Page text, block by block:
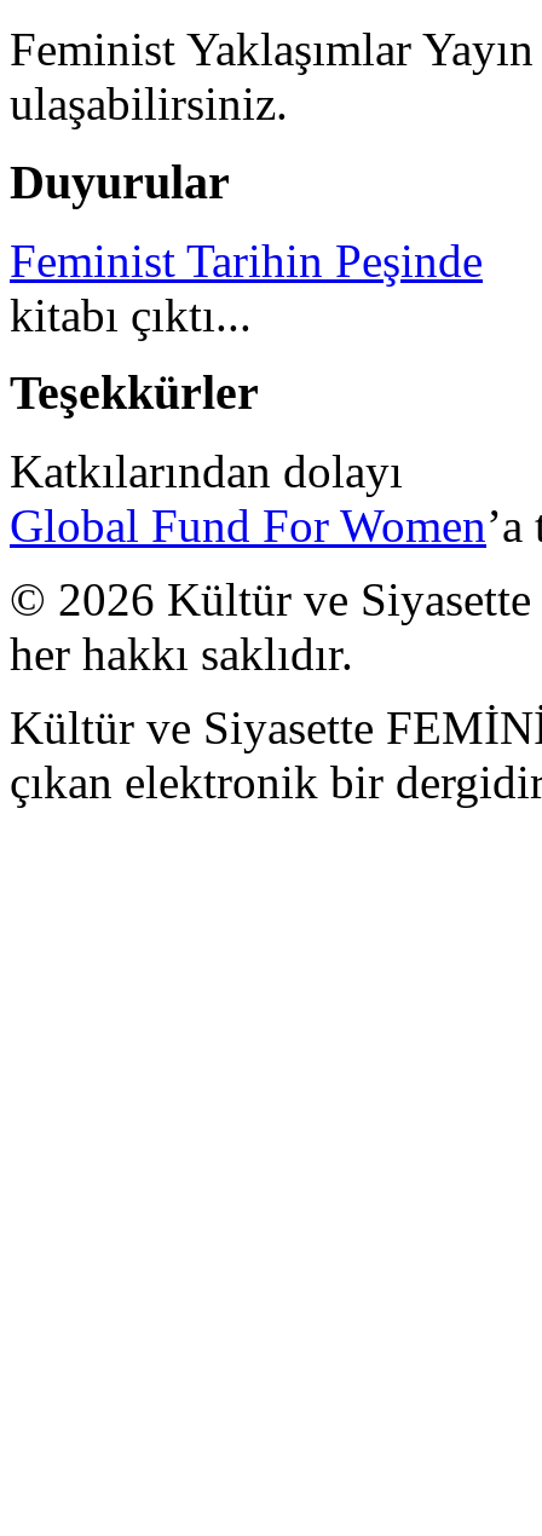
Feminist Yaklaşımlar
ulaşabilirsiniz.
Duyurular
Feminist Tarihin Peşinde
kitabı çıktı...
Teşekkürler
Katkılarından dolayı
Global Fund For Women
© 2026 Kültür ve
her hakkı saklıdır.
Kültür ve Siyasette
çıkan elektronik bir